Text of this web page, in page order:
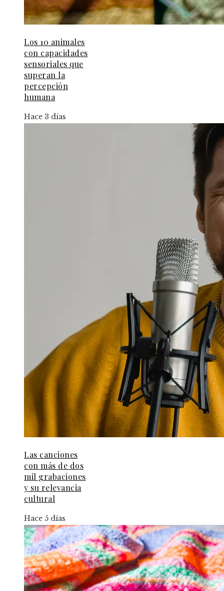
Los 10 animales
con capacidades
sensoriales que
superan la
percepción
humana
Hace 3 días
Las canciones
con más de dos
mil grabaciones
y su relevancia
cultural
Hace 5 días